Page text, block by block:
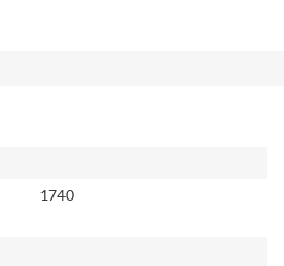
1740